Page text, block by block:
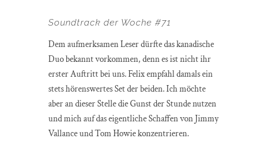
Soundtrack der Woche #71
Dem aufmerksamen Leser dürfte das kanadische
Duo bekannt vorkommen, denn es ist nicht ihr
erster Auftritt bei uns. Felix empfahl damals ein
stets hörenswertes Set der beiden. Ich möchte
aber an dieser Stelle die Gunst der Stunde nutzen
und mich auf das eigentliche Schaffen von Jimmy
Vallance und Tom Howie konzentrieren.